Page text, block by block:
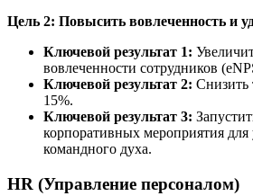
Цель 2: Повысить вовлеченность и
Ключевой результат 1:
вовлеченности сотрудников
Ключевой результат 2: Снизить
15%.
Ключевой результат 3:
корпоративных мероприятия для
командного духа.
HR (Управление персоналом)